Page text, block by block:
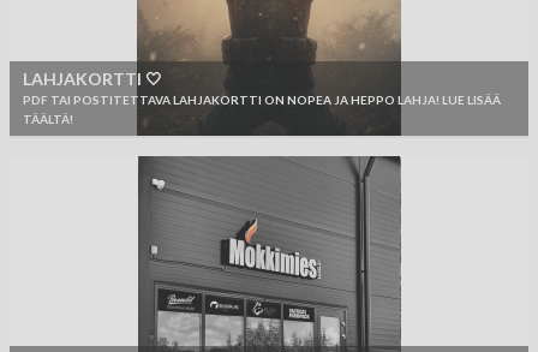
LAHJAKORTTI 🤍
PDF TAI POSTITETTAVA LAHJAKORTTI ON NOPEA JA HEPPO LAHJA! LUE LISÄÄ
TÄÄLTÄ!